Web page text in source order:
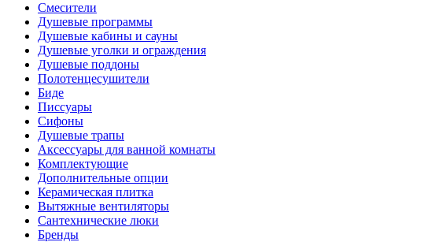
Смесители
Душевые программы
Душевые кабины и сауны
Душевые уголки и ограждения
Душевые поддоны
Полотенцесушители
Биде
Писсуары
Сифоны
Душевые трапы
Аксессуары для ванной комнаты
Комплектующие
Дополнительные опции
Керамическая плитка
Вытяжные вентиляторы
Сантехнические люки
Бренды